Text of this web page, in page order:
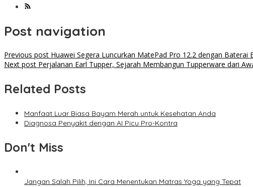
Post navigation
Previous post Huawei Segera Luncurkan MatePad Pro 12.2 dengan Baterai
Next post Perjalanan Earl Tupper, Sejarah Membangun Tupperware dari
Related Posts
Manfaat Luar Biasa Bayam Merah untuk Kesehatan Anda
Diagnosa Penyakit dengan AI Picu Pro-Kontra
Don't Miss
Jangan Salah Pilih, Ini Cara Menentukan Matras Yoga yang Tepat